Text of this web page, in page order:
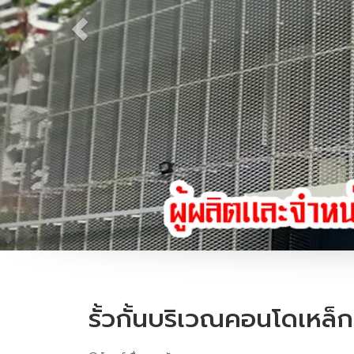
รั้วกั้นบริเวณคอนโดเหล็